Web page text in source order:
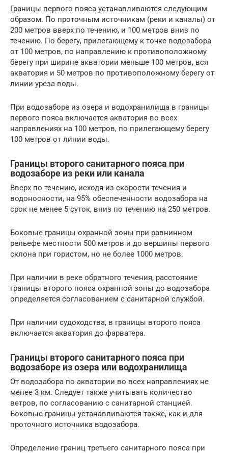
Границы первого пояса устанавливаются следующим
образом. По проточным источникам (реки и каналы) от
200 метров вверх по течению, и 100 метров вниз по
течению. По берегу, прилегающему к точке водозабора
от 100 метров, по направлению к противоположному
берегу при ширине акватории меньше 100 метров, вся
акватория и 50 метров по противоположному берегу от
линии уреза воды.
При водозаборе из озера и водохранилища в границы
первого пояса включается акватория во всех
направлениях на 100 метров, по прилегающему берегу
100 метров от линии воды.
Границы второго санитарного пояса при
водозаборе из реки или канала
Вверх по течению, исходя из скорости течения и
водоносности, на 95% обеспеченности водозабора на
срок не менее 5 суток, вниз по течению на 250 метров.
Боковые границы охранной зоны при равнинном
рельефе местности 500 метров и до вершины первого
склона при гористом, но не более 1000 метров.
При наличии в реке обратного течения, расстояние
границы второго пояса охранной зоны до водозабора
определяется согласованием с санитарной службой.
При наличии судоходства, в границы второго пояса
включается акватория до фарватера.
Границы второго санитарного пояса при
водозаборе из озера или водохранилища
От водозабора по акватории во всех направлениях не
менее 3 км. Следует также учитывать количество
ветров, по согласованию с санитарной станцией.
Боковые границы устанавливаются также, как и для
проточного источника водозабора.
Определение границ третьего санитарного пояса при